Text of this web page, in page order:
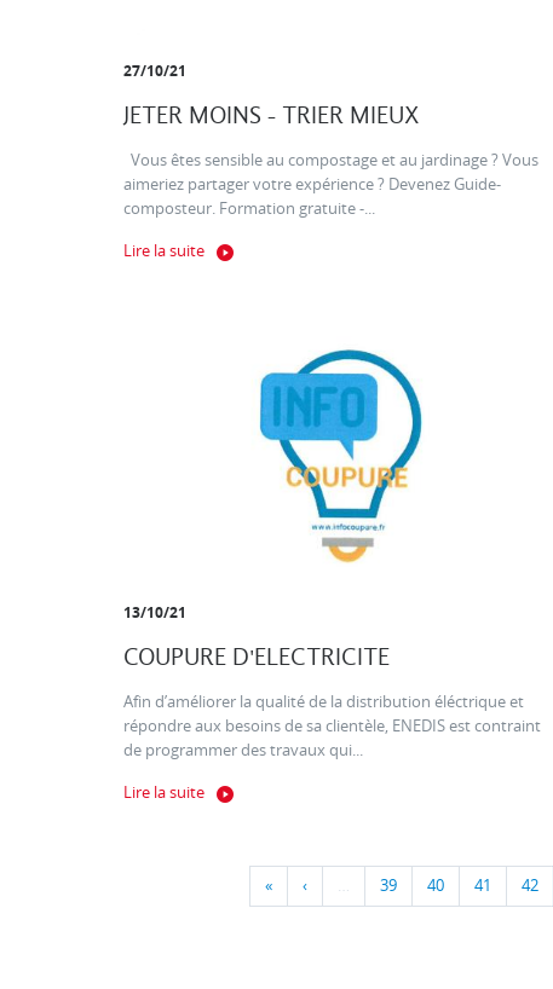
27/10/21
JETER MOINS - TRIER MIEUX
Vous êtes sensible au compostage et au jardinage ? Vous
aimeriez partager votre expérience ? Devenez Guide-
composteur. Formation gratuite -...
Lire la suite
13/10/21
COUPURE D'ELECTRICITE
Afin d’améliorer la qualité de la distribution éléctrique et
répondre aux besoins de sa clientèle, ENEDIS est contraint
de programmer des travaux qui...
Lire la suite
« ‹ … 39 40 41 42